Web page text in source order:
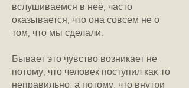
вслушиваемся в неё, часто
оказывается, что она совсем не о
том, что мы сделали.
Бывает это чувство возникает не
потому, что человек поступил как-то
неправильно, а потому, что внутри